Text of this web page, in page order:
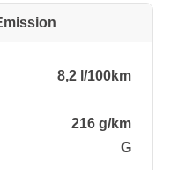
8,2 l/100km
216 g/km
G